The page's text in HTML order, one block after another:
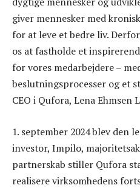
giver mennesker med
for at leve et bedre liv.
os at fastholde et
for vores medarbejdere –
beslutningsprocesser og et
CEO i Qufora, Lena Ehmsen
1. september 2024 blev den
investor, Impilo,
partnerskab stiller Qufora
realisere virksomhedens